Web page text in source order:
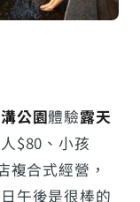
公園體驗露天
$80、小孩
複合式經營，
午後是很棒的